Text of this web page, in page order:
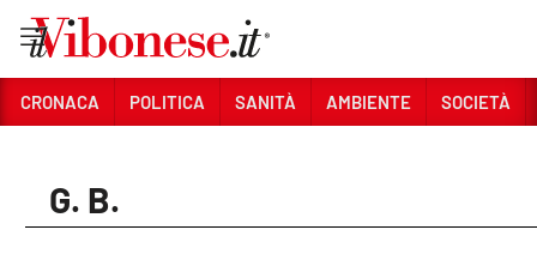
CRONACA
CRONACA POLITICA SANITÀ AMBIENTE SOCIETÀ
G. B.